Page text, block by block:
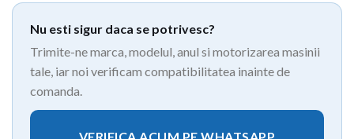
Nu esti sigur daca se potrivesc?
Trimite-ne marca, modelul, anul si motorizarea masinii
tale, iar noi verificam compatibilitatea inainte de
comanda.